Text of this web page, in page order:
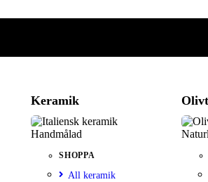
Keramik
Handmålad
SHOPPA
All keramik